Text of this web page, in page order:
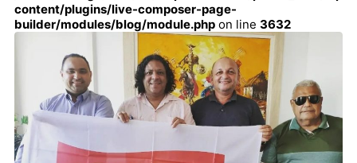
content/plugins/live-composer-page-
builder/modules/blog/module.phpon line 3632